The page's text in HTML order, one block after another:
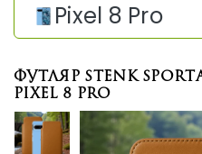
Футляр Stenk
Pixel 8 Pro
Pixel 8 Pro